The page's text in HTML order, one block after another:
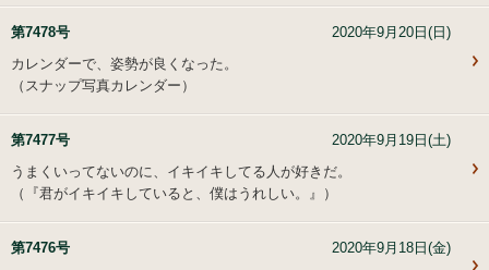
第7478号
2020年9月20日(日)
カレンダーで、姿勢が良くなった。
（ スナップ写真カレンダー ）
第7477号
2020年9月19日(土)
うまくいってないのに、イキイキしてる人が好きだ。
（『君がイキイキしていると、僕はうれしい。 』）
第7476号
2020年9月18日(金)